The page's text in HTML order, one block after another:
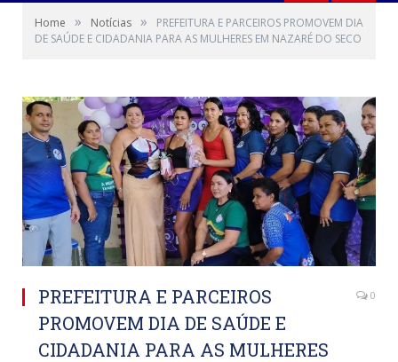
Home » Notícias »
PREFEITURA E PARCEIROS PROMOVEM DIA
DE SAÚDE E CIDADANIA PARA AS MULHERES EM NAZARÉ DO SECO
PREFEITURA E PARCEIROS
PROMOVEM DIA DE SAÚDE E
CIDADANIA PARA AS MULHERES
0